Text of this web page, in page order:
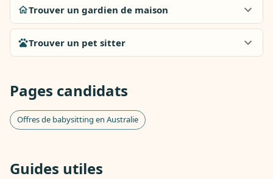
Trouver un gardien de maison
Trouver un pet sitter
Pages candidats
Offres de babysitting en Australie
Guides utiles